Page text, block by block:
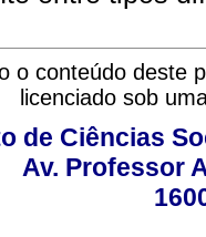
o conteúdo deste
licenciado sob
de Ciências
Av. Professor